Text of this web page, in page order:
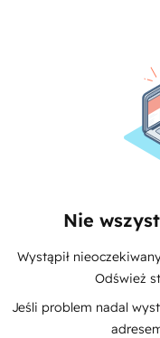
Nie
Wystąpił
Odśwież
Jeśli problem nadal